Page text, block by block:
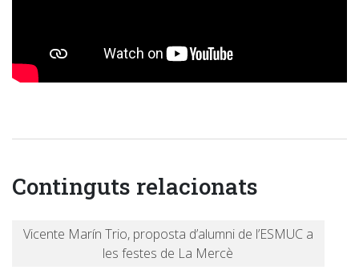
Continguts relacionats
Vicente Marín Trio, proposta d’alumni de l’ESMUC a
les festes de La Mercè